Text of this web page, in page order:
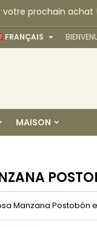
votre prochain achat !
FRANÇAIS 
MAISON
Manzana Postobón